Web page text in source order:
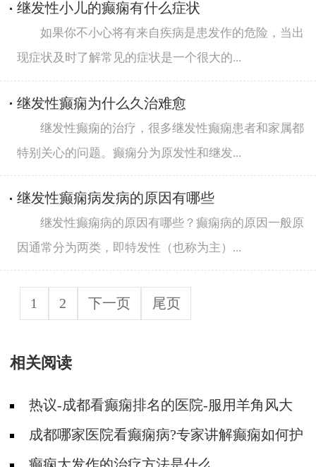
继发性小儿的癫痫有什么症状
如果你不小心将有来自疾病是患发作的危险，当出
现症状及时了解常见的症状是一个很大的...
继发性癫痫为什么久治难愈
继发性癫痫的治疗，很多继发性癫痫患者和家属都
特别关心的问题。癫痫分为原发性和继发...
继发性癫痫病发病的原因有哪些
继发性癫痫病的原因有哪些？癫痫病的原因一般原
因通常分为两类，即特发性（也称为主）...
1 2 下一页 尾页
相关阅读
热议-成都看癫痫排名的医院-服用羊角风大
发作药物要注意什么问题？
成都哪家医院看癫痫病?专家讲解癫痫如何护